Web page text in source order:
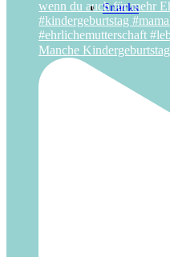
Snacks
Manche